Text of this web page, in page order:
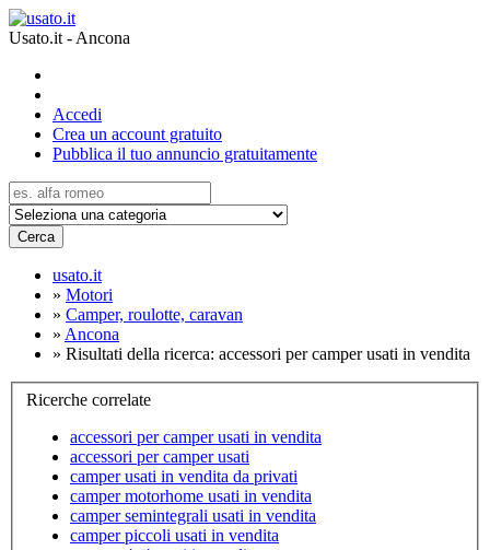
Usato.it - Ancona
Accedi
Crea un account gratuito
Pubblica il tuo annuncio gratuitamente
Cerca
usato.it
» Motori
» Camper, roulotte, caravan
» Ancona
» Risultati della ricerca: accessori per camper usati in vendita
Ricerche correlate
accessori per camper usati in vendita
accessori per camper usati
camper usati in vendita da privati
camper motorhome usati in vendita
camper semintegrali usati in vendita
camper piccoli usati in vendita